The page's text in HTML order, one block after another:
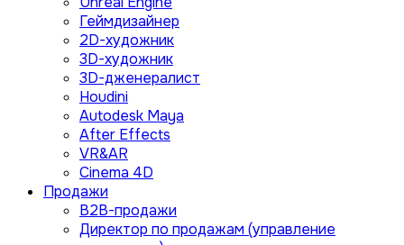
Геймдизайнер
2D-художник
3D-художник
3D-дженералист
Houdini
Autodesk Maya
After Effects
VR&AR
Cinema 4D
Продажи
B2B-продажи
Директор по продажам (управление